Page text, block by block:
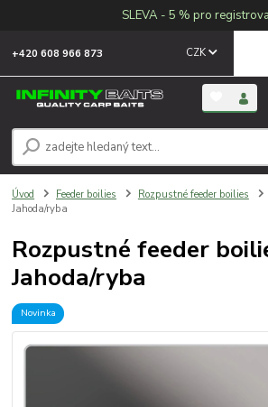
SLEVA - 5 % pro
CZK
+420 608 966 873
Úvod Feeder boilies Rozpustné feeder boilies
Jahoda/ryba
Rozpustné feeder
Jahoda/ryba
Novinka